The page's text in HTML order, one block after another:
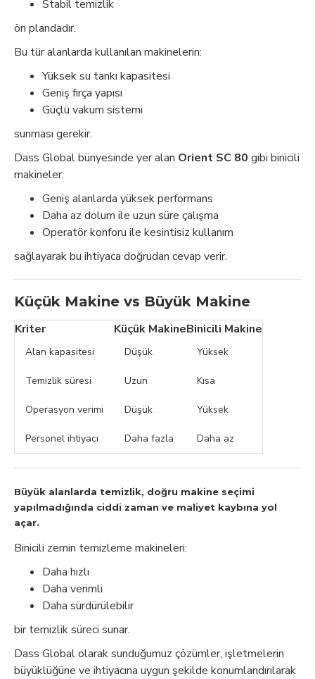
Stabil temizlik
ön plandadır.
Bu tür alanlarda kullanılan makinelerin:
Yüksek su tankı kapasitesi
Geniş fırça yapısı
Güçlü vakum sistemi
sunması gerekir.
Dass Global bünyesinde yer alan Orient SC 80 gibi binicili
makineler:
Geniş alanlarda yüksek performans
Daha az dolum ile uzun süre çalışma
Operatör konforu ile kesintisiz kullanım
sağlayarak bu ihtiyaca doğrudan cevap verir.
Küçük Makine vs Büyük Makine
Kriter Küçük MakineBinicili Makine
Alan kapasitesi Düşük Yüksek
Temizlik süresi Uzun Kısa
Operasyon verimi Düşük Yüksek
Personel ihtiyacı Daha fazla Daha az
Büyük alanlarda temizlik, doğru makine seçimi
yapılmadığında ciddi zaman ve maliyet kaybına yol
açar.
Binicili zemin temizleme makineleri:
Daha hızlı
Daha verimli
Daha sürdürülebilir
bir temizlik süreci sunar.
Dass Global olarak sunduğumuz çözümler, işletmelerin
büyüklüğüne ve ihtiyacına uygun şekilde konumlandırılarak